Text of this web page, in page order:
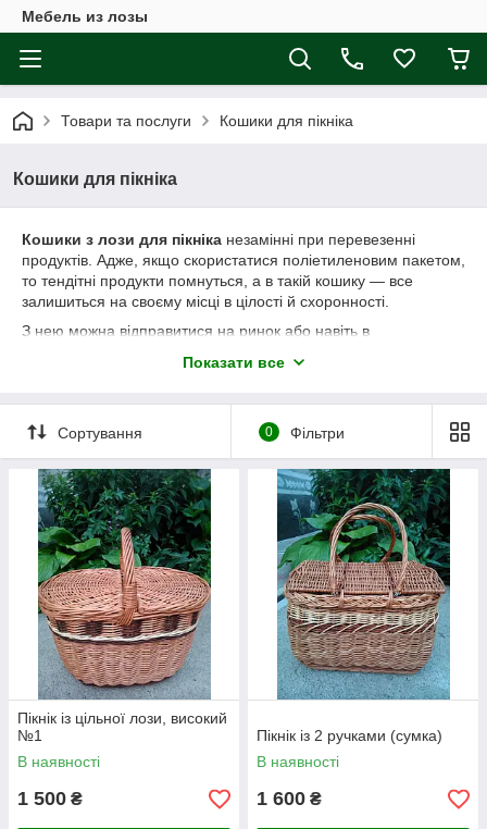
Мебель из лозы
Товари та послуги Кошики для пікніка
Кошики для пікніка
Кошики з лози для пікніка незамінні при перевезенні
продуктів. Адже, якщо скористатися поліетиленовим пакетом,
то тендітні продукти помнуться, а в такій кошику — все
залишиться на своєму місці в цілості й схоронності.
З нею можна відправитися на ринок або навіть в
обережного поводження, ви можете не турбуватися за їх
Показати все
Сортування 0 Фільтри
Пікнік із цільної лози, високий
№1
В наявності
1 500 ₴
Пікнік із 2 ручками (сумка)
В наявності
1 600 ₴